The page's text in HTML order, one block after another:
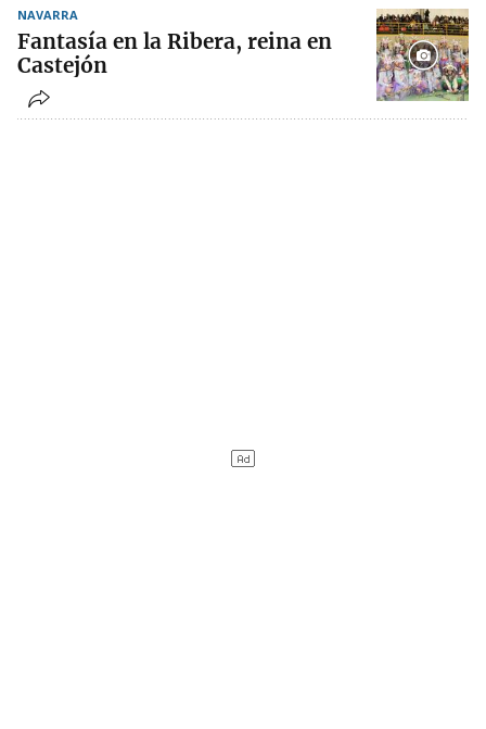
NAVARRA
Fantasía en la Ribera, reina en
Castejón